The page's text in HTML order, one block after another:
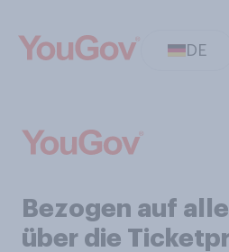
DE
Bezogen auf
über die